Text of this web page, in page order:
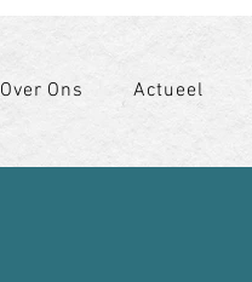
Over Ons Actueel